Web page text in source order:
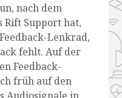
nach dem
Rift Support hat,
Lenkrad,
fehlt. Auf der
Feedback-
früh auf den